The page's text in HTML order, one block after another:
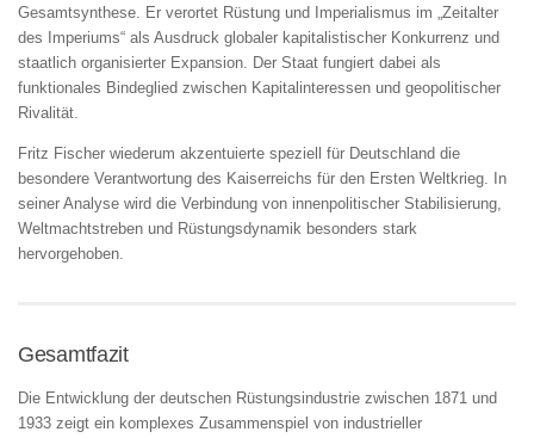
Gesamtsynthese. Er verortet Rüstung und Imperialismus im „Zeitalter
des Imperiums“ als Ausdruck globaler kapitalistischer Konkurrenz und
staatlich organisierter Expansion. Der Staat fungiert dabei als
funktionales Bindeglied zwischen Kapitalinteressen und geopolitischer
Rivalität.
Fritz Fischer wiederum akzentuierte speziell für Deutschland die
besondere Verantwortung des Kaiserreichs für den Ersten Weltkrieg. In
seiner Analyse wird die Verbindung von innenpolitischer Stabilisierung,
Weltmachtstreben und Rüstungsdynamik besonders stark
hervorgehoben.
Gesamtfazit
Die Entwicklung der deutschen Rüstungsindustrie zwischen 1871 und
1933 zeigt ein komplexes Zusammenspiel von industrieller